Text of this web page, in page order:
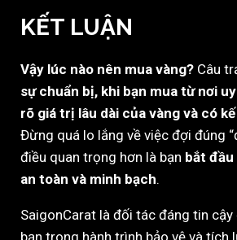
KẾT LUẬN
Vậy lúc nào nên mua vàng? Câu
sự chuẩn bị, khi bạn mua từ nơi
rõ giá trị lâu dài của vàng và có
Đừng quá lo lắng về việc đợi đúng
điều quan trọng hơn là bạn bắt
an toàn và minh bạch.
SaigonCarat là đối tác đáng tin cậy